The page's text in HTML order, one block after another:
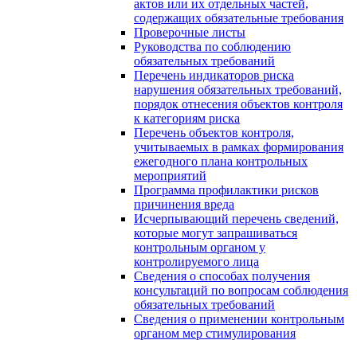
актов или их отдельных частей,
содержащих обязательные требования
Проверочные листы
Руководства по соблюдению
обязательных требований
Перечень индикаторов риска
нарушения обязательных требований,
порядок отнесения объектов контроля
к категориям риска
Перечень объектов контроля,
учитываемых в рамках формирования
ежегодного плана контрольных
мероприятий
Программа профилактики рисков
причинения вреда
Исчерпывающий перечень сведений,
которые могут запрашиваться
контрольным органом у
контролируемого лица
Сведения о способах получения
консультаций по вопросам соблюдения
обязательных требований
Сведения о применении контрольным
органом мер стимулирования